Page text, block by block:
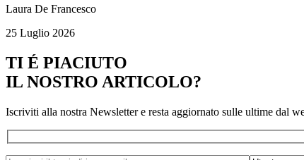
Laura De Francesco
25 Luglio 2026
TI É PIACIUTO
IL NOSTRO ARTICOLO?
Iscriviti alla nostra Newsletter e resta aggiornato sulle ultime dal